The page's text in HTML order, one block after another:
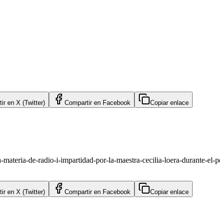
en X (Twitter) Compartir en Facebook Copiar enlace
materia-de-radio-i-impartidad-por-la-maestra-cecilia-loera-durante-
en X (Twitter) Compartir en Facebook Copiar enlace